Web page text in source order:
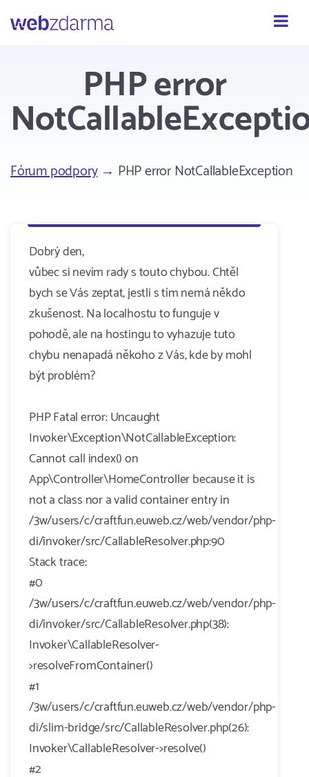
Webzdarma
PHP error
Fórum podpory→ PHP error NotCallableException
Dobrý den,
vůbec si nevím rady s touto chybou. Chtěl
bych se Vás zeptat, jestli s tím nemá někdo
zkušenost. Na localhostu to funguje v
pohodě, ale na hostingu to vyhazuje tuto
chybu nenapadá někoho z Vás, kde by mohl
být problém?
PHP Fatal error: Uncaught
Invoker\Exception\NotCallableException:
Cannot call index() on
App\Controller\HomeController because it is
not a class nor a valid container entry in
/3w/users/c/craftfun.euweb.cz/web/vendor/php-
di/invoker/src/CallableResolver.php:90
Stack trace:
#0
/3w/users/c/craftfun.euweb.cz/web/vendor/php-
di/invoker/src/CallableResolver.php(38):
Invoker\CallableResolver-
>resolveFromContainer()
#1
/3w/users/c/craftfun.euweb.cz/web/vendor/php-
di/slim-bridge/src/CallableResolver.php(26):
Invoker\CallableResolver->resolve()
#2